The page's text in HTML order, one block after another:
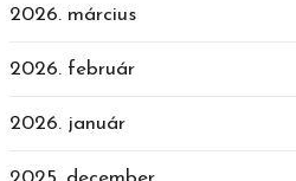
2026. március
2026. február
2026. január